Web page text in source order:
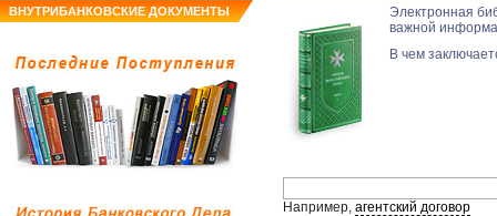
ВНУТРИБАНКОВСКИЕ ДОКУМЕНТЫ
Электронная
важной
В чем
Например, агентский договор